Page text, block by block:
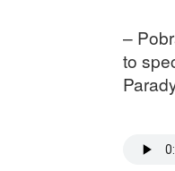
–
to